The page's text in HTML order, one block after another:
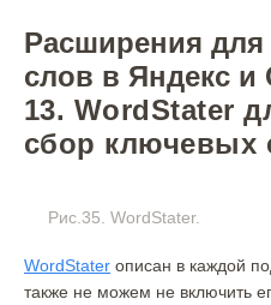
Расширения
слов в Яндекс и
13. WordStater
сбор ключевых
Рис.35. WordStater.
WordStater описан в каждой
также не можем не включить